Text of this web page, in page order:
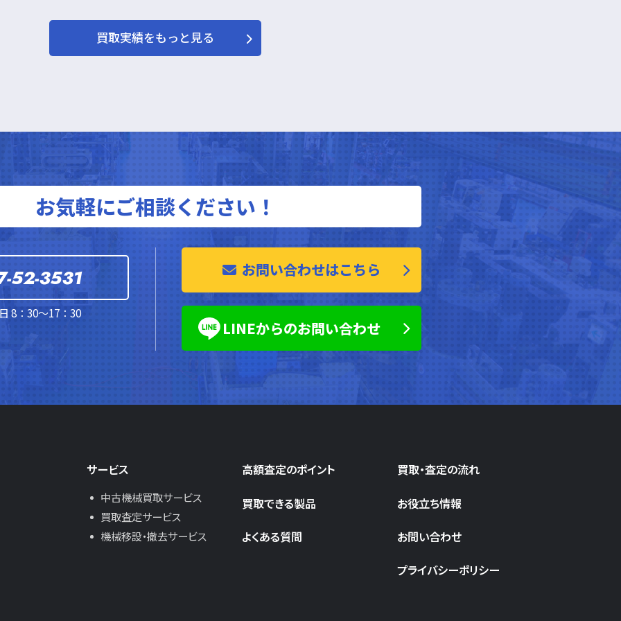
買取実績をもっと見る
お気軽にご相談ください！
52-3531
8：30～17：30
お問い合わせはこちら
LINEからのお問い合わせ
サービス
中古機械買取サービス
買取査定サービス
機械移設・撤去サービス
高額査定のポイント
買取できる製品
よくある質問
買取・査定の流れ
お役立ち情報
お問い合わせ
プライバシーポリシー